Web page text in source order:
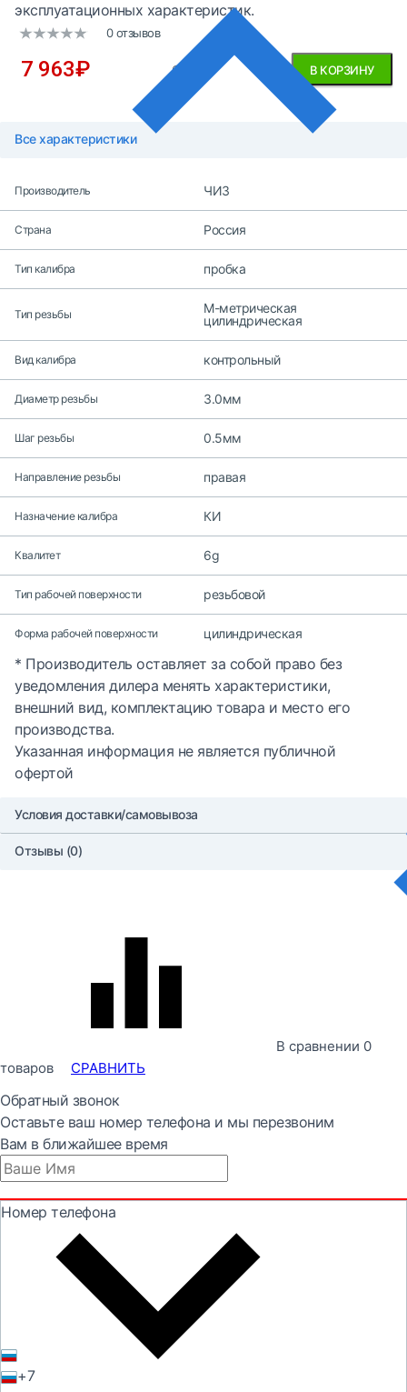
эксплуатационных характеристик.
0 отзывов
7 963₽ без НДС В КОРЗИНУ
Все характеристики
Производитель ЧИЗ
Страна Россия
Тип калибра пробка
Тип резьбы
M-метрическая
цилиндрическая
Вид калибра контрольный
Диаметр резьбы 3.0мм
Шаг резьбы 0.5мм
Направление резьбы правая
Назначение калибра КИ
Квалитет 6g
Тип рабочей поверхности резьбовой
Форма рабочей поверхности цилиндрическая
* Производитель оставляет за собой право без
уведомления дилера менять характеристики,
внешний вид, комплектацию товара и место его
производства.
Указанная информация не является публичной
офертой
Условия доставки/самовывоза
Отзывы (0)
В сравнении 0
товаров
СРАВНИТЬ
Обратный звонок
Оставьте ваш номер телефона и мы перезвоним
Вам в ближайшее время
Номер телефона
+7